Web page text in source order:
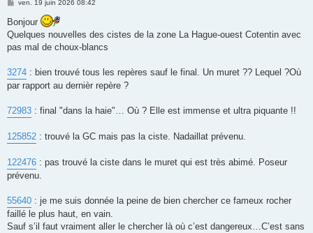
M
s
a
e
ven. 19 juin 2026 08:42
Bonjour
Quelques nouvelles des cistes de la zone La Hague-ouest Cotentin avec
pas mal de choux-blancs
3274 : bien trouvé tous les repères sauf le final. Un muret ?? Lequel ?Où
par rapport au dernièr repère ?
72983 : final "dans la haie"… Où ? Elle est immense et ultra piquante !!
125852 : trouvé la GC mais pas la ciste. Nadaillat prévenu.
122476 : pas trouvé la ciste dans le muret qui est très abimé. Poseur
prévenu.
55640 : je me suis donnée la peine de bien chercher ce fameux rocher
faillé le plus haut, en vain.
Sauf s’il faut vraiment aller le chercher là où c’est dangereux…C’est sans